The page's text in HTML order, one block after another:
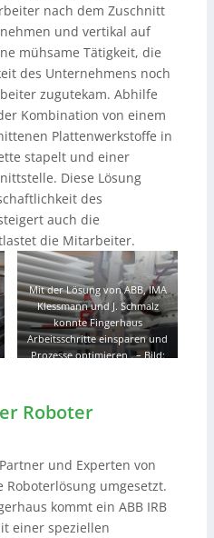
nach dem Zuschnitt
und vertikal auf
mühsame Tätigkeit, die
des Unternehmens noch
zugutekam. Abhilfe
Kombination von einem
Plattenwerkstoffe in
stapelt und einer
Diese Lösung
des
auch die
die Mitarbeiter.
Mit der Lösung von ABB, IMA
Klessmann und J. Schmalz
konnte Fingerhaus
Arbeitsschritte einsparen und
Prozesse optimieren .–Bild:
Roboter
und Experten von
Roboterlösung umgesetzt.
kommt ein ABB IRB
einer speziellen